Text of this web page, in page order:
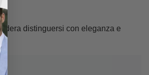
distinguersi con eleganza e